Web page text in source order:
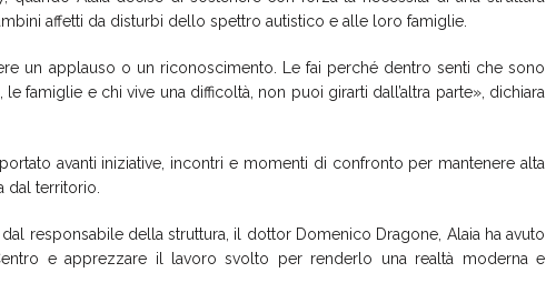
affetti da disturbi dello spettro autistico e alle loro famiglie.
un applauso o un riconoscimento. Le fai perché dentro senti che sono
famiglie e chi vive una difficoltà, non puoi girarti dall’altra parte», dichiara
avanti iniziative, incontri e momenti di confronto per mantenere alta
dal territorio.
responsabile della struttura, il dottor Domenico Dragone, Alaia ha avuto
e apprezzare il lavoro svolto per renderlo una realtà moderna e